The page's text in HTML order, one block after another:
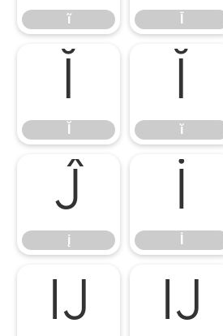
ĩ
Ĭ ĭ
ĭ
į
į
İ
Ĳ ĳ